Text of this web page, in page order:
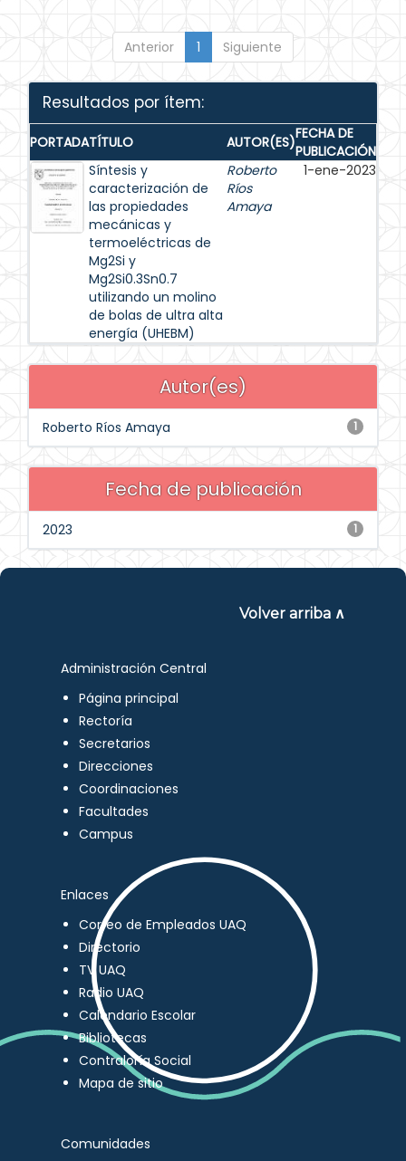
Anterior 1 Siguiente
Resultados por ítem:
PORTADATÍTULO AUTOR(ES)FECHA DE
PUBLICACIÓN
Síntesis y
caracterización de
las propiedades
mecánicas y
termoeléctricas de
Mg2Si y
Mg2Si0.3Sn0.7
utilizando un molino
de bolas de ultra alta
energía (UHEBM)
Roberto
Ríos
Amaya
1-ene-2023
Autor(es)
1
Roberto Ríos Amaya
Fecha de publicación
1
2023
Volver arriba ∧
Administración Central
Página principal
Rectoría
Secretarios
Direcciones
Coordinaciones
Facultades
Campus
Enlaces
Correo de Empleados UAQ
Directorio
TV UAQ
Radio UAQ
Calendario Escolar
Bibliotecas
Contraloría Social
Mapa de sitio
Comunidades